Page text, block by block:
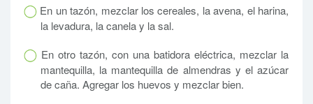
En un tazón, mezclar los cereales, la avena, el harina,
la levadura, la canela y la sal.
En otro tazón, con una batidora eléctrica, mezclar la
mantequilla, la mantequilla de almendras y el azúcar
de caña. Agregar los huevos y mezclar bien.